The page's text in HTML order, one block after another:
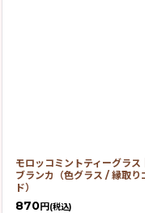
モロッコミントティーグラス
ブランカ（色グラス / 縁取り
ド）
870円(税込)